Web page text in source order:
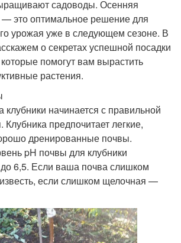
садоводы. Осенняя
— это оптимальное решение для
урожая уже в следующем сезоне. В
о секретах успешной посадки
помогут вам вырастить
растения.
начинается с правильной
Клубника предпочитает легкие,
дренированные почвы.
pH почвы для клубники
до 6,5. Если ваша почва слишком
если слишком щелочная —